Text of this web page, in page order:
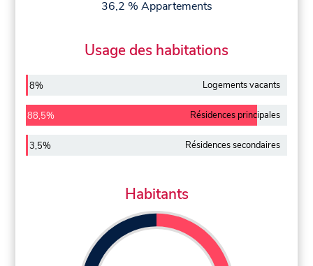
36,2 % Appartements
Usage des habitations
8% Logements vacants
88,5% Résidences principales
3,5% Résidences secondaires
Habitants